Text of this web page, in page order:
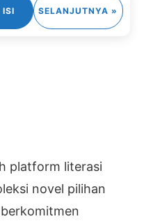
ISI SELANJUTNYA »
platform literasi
novel pilihan